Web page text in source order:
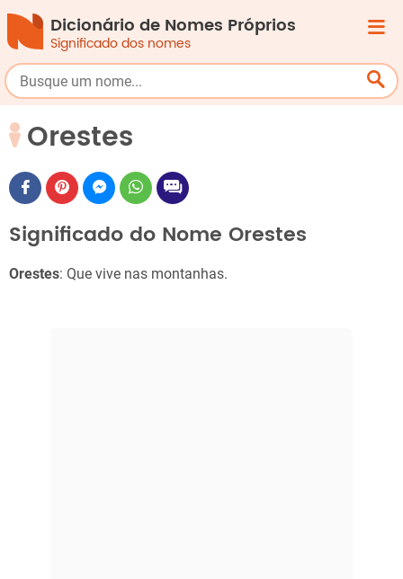
Dicionário de Nomes Próprios
Significado dos nomes
Orestes
Significado do Nome Orestes
Orestes: Que vive nas montanhas.